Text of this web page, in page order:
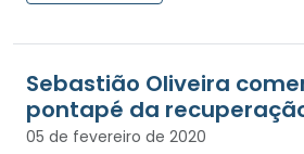
Sebastião Oliveira
pontapé da
05 de fevereiro de 2020